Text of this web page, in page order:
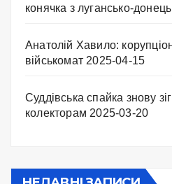
конячка з лугансько-
Анатолій Хавило:
військомат 2025-04-15
Суддівська спайка знову
колекторам 2025-03-20